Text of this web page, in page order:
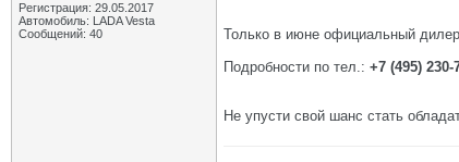
Регистрация: 29.05.2017
Автомобиль: LADA Vesta
Сообщений: 40
Только в июне официальный дилер
Подробности по тел.: +7 (495) 230-
Не упусти свой шанс стать